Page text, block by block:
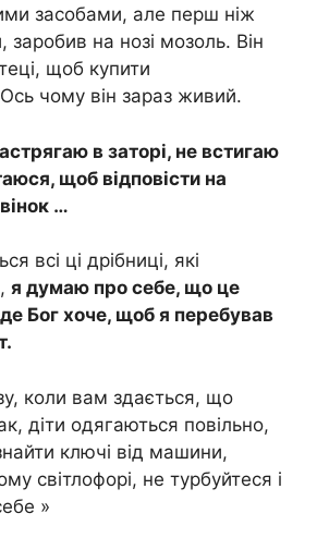
засобами, але перш ніж
заробив на нозі мозоль. Він
щоб купити
чому він зараз живий.
в заторі, не встигаю
щоб відповісти на
…
всі ці дрібниці, які
я думаю про себе, що це
Бог хоче, щоб я перебував
коли вам здається, що
діти одягаються повільно,
ключі від машини,
світлофорі, не турбуйтеся і
»